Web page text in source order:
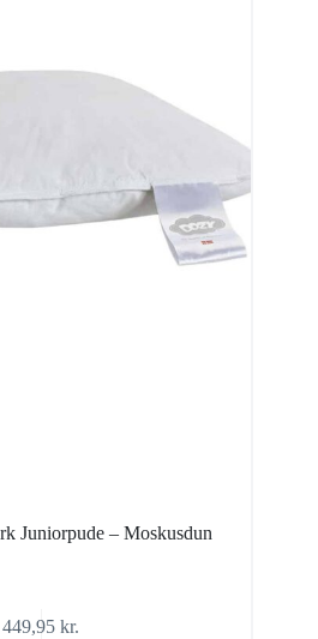
Juniorpude – Moskusdun
449,95kr.